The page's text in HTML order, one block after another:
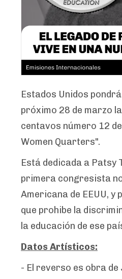
Estados Unidos
próximo 28 de marzo
centavos número 12
Women Quarters".
Está dedicada a Patsy
primera congresista
Americana de EEUU, y
que prohibe la
la educación de ese
Datos Artísticos:
- El reverso es obra de